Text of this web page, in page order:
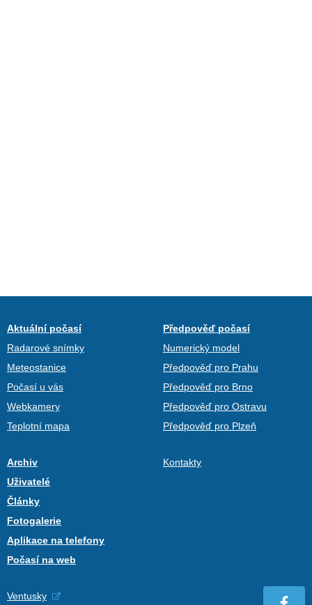
Aktuální počasí
Radarové snímky
Meteostanice
Počasí u vás
Webkamery
Teplotní mapa
Předpověď počasí
Numerický model
Předpověď pro Prahu
Předpověď pro Brno
Předpověď pro Ostravu
Předpověď pro Plzeň
Archiv
Uživatelé
Články
Fotogalerie
Aplikace na telefony
Počasí na web
Kontakty
Ventusky